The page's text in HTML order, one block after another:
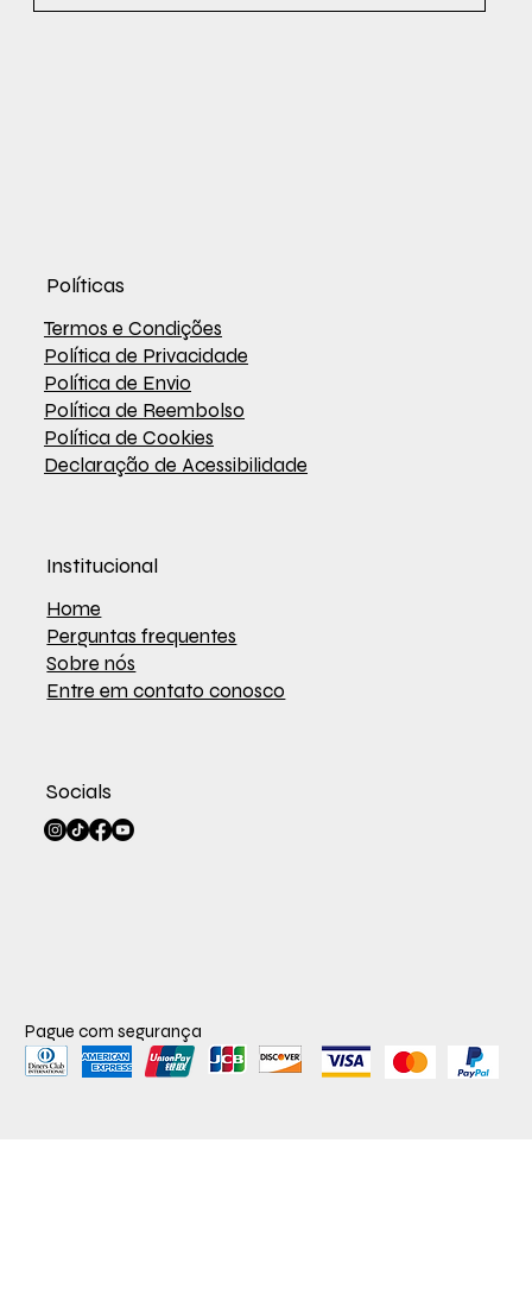
Políticas
Termos e Condições
Política de Privacidade
Política de Envio
Política de Reembolso
Política de Cookies
Declaração de Acessibilidade
Institucional
Home
Perguntas frequentes
Sobre nós
Entre em contato conosco
Socials
Pague com segurança